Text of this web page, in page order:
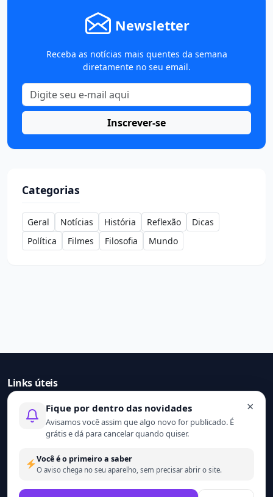
Newsletter
Receba as notícias mais quentes da semana
diretamente no seu email.
Inscrever-se
Categorias
Geral Notícias História Reflexão
Dicas
Política
Filmes Filosofia Mundo
Links úteis
Início
Contato
Sobre nós
Termo de uso
Política de privacidade
×
Fique por dentro das novidades
Avisamos você assim que algo novo for publicado. É
grátis e dá para cancelar quando quiser.
Você é o primeiro a saber
O aviso chega no seu aparelho, sem precisar abrir o site.